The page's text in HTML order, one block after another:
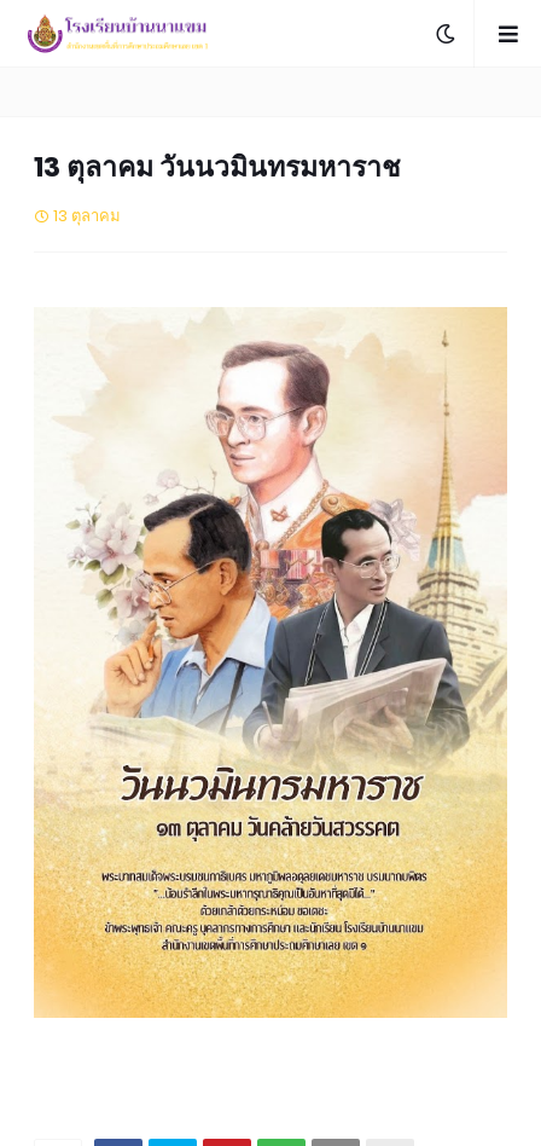
13 ตุลาคม วันนวมินทรมหาราช
13 ตุลาคม